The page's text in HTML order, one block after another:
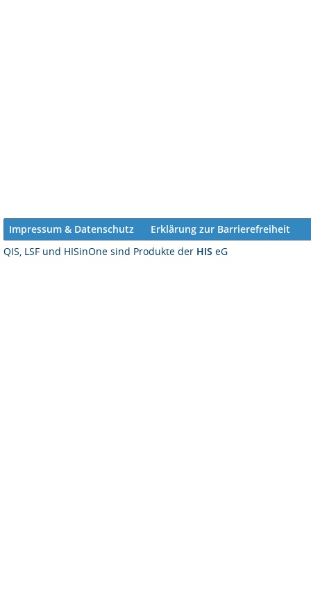
Impressum & Datenschutz
Erklärung zur Barrierefreiheit
QIS, LSF und HISinOne sind Produkte der HIS eG